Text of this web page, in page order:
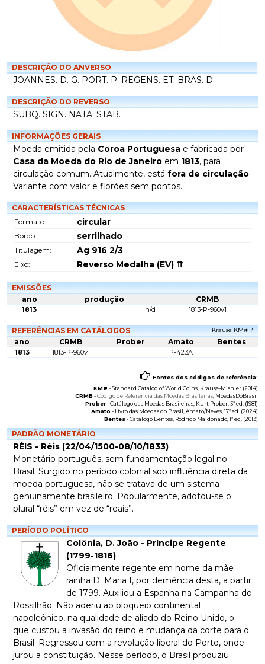
DESCRIÇÃO DO ANVERSO
JOANNES. D. G. PORT. P. REGENS. ET. BRAS. D
DESCRIÇÃO DO REVERSO
SUBQ. SIGN. NATA. STAB.
INFORMAÇÕES GERAIS
Moeda emitida pela Coroa Portuguesa e fabricada por
Casa da Moeda do Rio de Janeiro em 1813, para
circulação comum. Atualmente, está fora de circulação.
Variante com valor e florões sem pontos.
CARACTERÍSTICAS TÉCNICAS
Formato:
circular
Bordo: serrilhado
Titulagem: Ag 916 2/3
Eixo: Reverso Medalha (EV) ⇈
EMISSÕES
ano
produção CRMB
1813 n/d 1813-P-960v1
REFERÊNCIAS EM CATÁLOGOS Krause KM# ?
ano CRMB Prober Amato Bentes
1813 1813-P-960v1 P-423A
Fontes dos códigos de referência:
KM# -Standard Catalog of World Coins , Krause-Mishler (2014)
CRMB -Código de Referência das Moedas Brasileiras , MoedasDoBrasil
Prober-Catálogo das Moedas Brasileiras , Kurt Prober, 3ª ed. (1981)
Amato - Livro das Moedas do Brasil , Amato/Neves, 17ª ed. (2024)
Bentes-Catálogo Bentes , Rodrigo Maldonado, 1ª ed. (2013)
PADRÃO MONETÁRIO
RÉIS - Réis (22/04/1500-08/10/1833)
Monetário português, sem fundamentação legal no
Brasil. Surgido no período colonial sob influência direta da
moeda portuguesa, não se tratava de um sistema
genuinamente brasileiro. Popularmente, adotou-se o
plural “réis” em vez de “reais”.
PERÍODO POLÍTICO
Colônia, D. João - Príncipe Regente
(1799-1816)
Oficialmente regente em nome da mãe
rainha D. Maria I, por demência desta, a partir
de 1799. Auxiliou a Espanha na Campanha do
Rossilhão. Não aderiu ao bloqueio continental
napoleônico, na qualidade de aliado do Reino Unido, o
que custou a invasão do reino e mudança da corte para o
Brasil. Regressou com a revolução liberal do Porto, onde
jurou a constituição. Nesse período, o Brasil produziu